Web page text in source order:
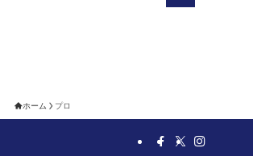
ホーム プロ